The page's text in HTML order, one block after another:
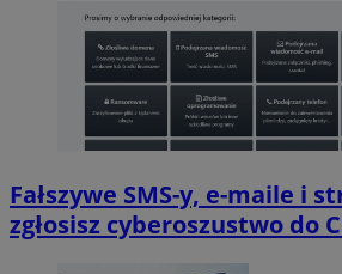
Fałszywe SMS-y, e-maile i
zgłosisz cyberoszustwo do